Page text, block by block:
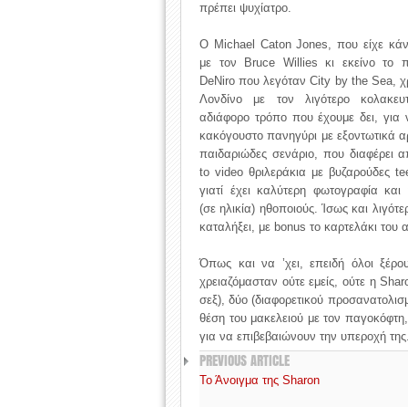
πρέπει ψυχίατρο.
Ο Michael Caton Jones, που είχε
με τον Bruce Willies κι εκείνο το
DeNiro που λεγόταν City by the Sea,
Λονδίνο με τον λιγότερο
αδιάφορο τρόπο που έχουμε δει, για
κακόγουστο πανηγύρι με εξοντωτικά
παιδαριώδες σενάριο, που διαφέρει
to video θριλεράκια με βυζαρούδες
γιατί έχει καλύτερη φωτογραφία
(σε ηλικία) ηθοποιούς. Ίσως και
καταλήξει, με bonus το καρτελάκι του
Όπως και να ’χει, επειδή όλοι
χρειαζόμασταν ούτε εμείς, ούτε η
σεξ), δύο (διαφορετικού
θέση του μακελειού με τον
για να επιβεβαιώνουν την υπεροχή
PREVIOUS ARTICLE
Το Άνοιγμα της Sharon